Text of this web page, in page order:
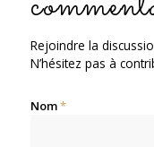
Rejoindre la
N’hésitez pas à
Nom*